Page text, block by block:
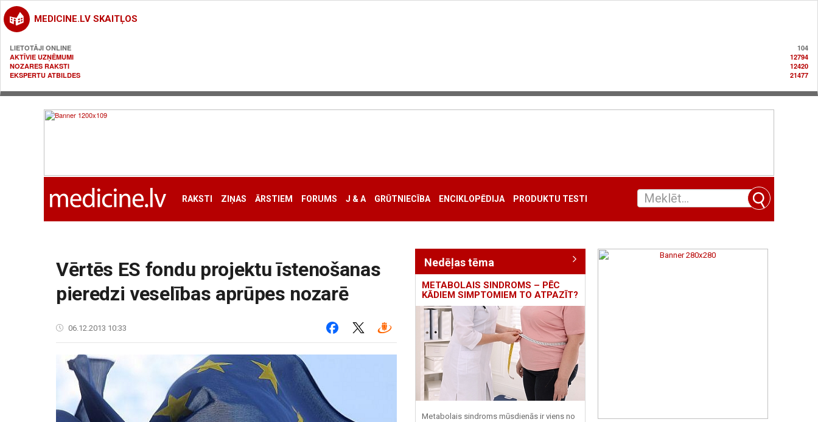
MEDICINE.LV SKAITĻOS
LIETOTĀJI ONLINE
104
AKTĪVIE UZŅĒMUMI
12794
NOZARES RAKSTI
12420
EKSPERTU ATBILDES
21477
RAKSTI ZIŅAS ĀRSTIEM FORUMS J & A GRŪTNIECĪBA ENCIKLOPĒDIJA PRODUKTU TESTI
Vērtēs ES fondu projektu īstenošanas
pieredzi veselības aprūpes nozarē
06.12.2013 10:33
Nedēļas tēma
METABOLAIS SINDROMS – PĒC
KĀDIEM SIMPTOMIEM TO ATPAZĪT?
Metabolais sindroms mūsdienās ir viens no